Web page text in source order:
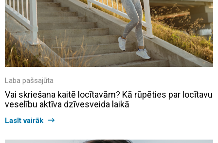
Laba pašsajūta
Vai skriešana kaitē locītavām? Kā rūpēties par locītavu
veselību aktīva dzīvesveida laikā
Lasīt vairāk